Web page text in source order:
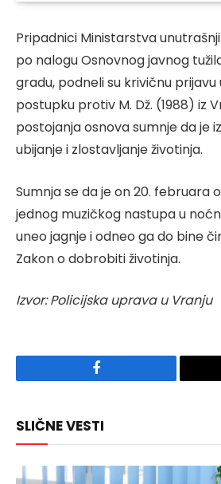
Pripadnici Ministarstva
po nalogu Osnovnog javnog
gradu, podneli su krivičnu
postupku protiv M. Dž. (1988) iz
postojanja osnova sumnje da je
ubijanje i zlostavljanje životinja.
Sumnja se da je on 20. februara
jednog muzičkog nastupa u
uneo jagnje i odneo ga do bine
Zakon o dobrobiti životinja.
Izvor: Policijska uprava u Vranju
Facebook
SLIČNE VESTI